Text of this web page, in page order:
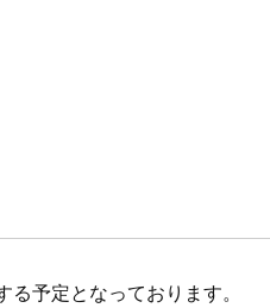
予定となっております。